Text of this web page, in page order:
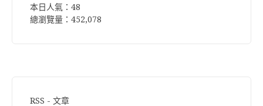
本日人氣：48
總瀏覽量：452,078
RSS - 文章